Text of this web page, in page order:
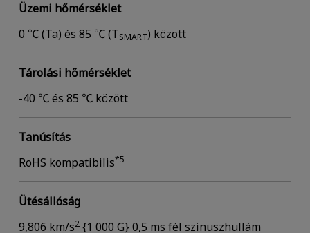
Üzemi hőmérséklet
0 ℃ (Ta) és 85 ℃ (TSMART) között
Tárolási hőmérséklet
-40 ℃ és 85 ℃ között
Tanúsítás
RoHS kompatibilis*5
Ütésállóság
9,806 km/s2{1 000 G} 0,5 ms fél szinuszhullám